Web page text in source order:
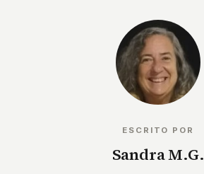
ESCRITO POR
Sandra M.G.